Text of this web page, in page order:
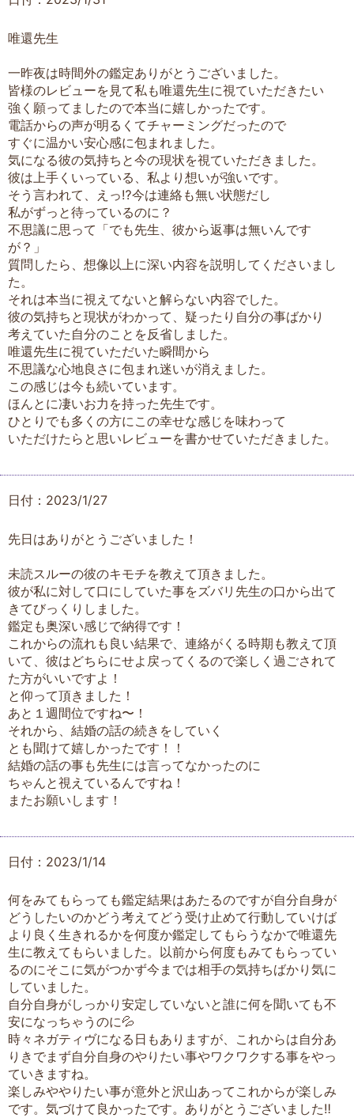
唯還先生
一昨夜は時間外の鑑定ありがとうございました。
皆様のレビューを見て私も唯還先生に視ていただきたい
強く願ってましたので本当に嬉しかったです。
電話からの声が明るくてチャーミングだったので
すぐに温かい安心感に包まれました。
気になる彼の気持ちと今の現状を視ていただきました。
彼は上手くいっている、私より想いが強いです。
そう言われて、えっ⁉︎今は連絡も無い状態だし
私がずっと待っているのに？
不思議に思って「でも先生、彼から返事は無いんです
が？」
質問したら、想像以上に深い内容を説明してくださいまし
た。
それは本当に視えてないと解らない内容でした。
彼の気持ちと現状がわかって、疑ったり自分の事ばかり
考えていた自分のことを反省しました。
唯還先生に視ていただいた瞬間から
不思議な心地良さに包まれ迷いが消えました。
この感じは今も続いています。
ほんとに凄いお力を持った先生です。
ひとりでも多くの方にこの幸せな感じを味わって
いただけたらと思いレビューを書かせていただきました。
日付：2023/1/27
先日はありがとうございました！
未読スルーの彼のキモチを教えて頂きました。
彼が私に対して口にしていた事をズバリ先生の口から出て
きてびっくりしました。
鑑定も奥深い感じで納得です！
これからの流れも良い結果で、連絡がくる時期も教えて頂
いて、彼はどちらにせよ戻ってくるので楽しく過ごされて
た方がいいですよ！
と仰って頂きました！
あと１週間位ですね〜！
それから、結婚の話の続きをしていく
とも聞けて嬉しかったです！！
結婚の話の事も先生には言ってなかったのに
ちゃんと視えているんですね！
またお願いします！
日付：2023/1/14
何をみてもらっても鑑定結果はあたるのですが自分自身が
どうしたいのかどう考えてどう受け止めて行動していけば
より良く生きれるかを何度か鑑定してもらうなかで唯還先
生に教えてもらいました。以前から何度もみてもらってい
るのにそこに気がつかず今までは相手の気持ちばかり気に
していました。
自分自身がしっかり安定していないと誰に何を聞いても不
安になっちゃうのに💦
時々ネガティヴになる日もありますが、これからは自分あ
りきでまず自分自身のやりたい事やワクワクする事をやっ
ていきますね。
楽しみややりたい事が意外と沢山あってこれからが楽しみ
です。気づけて良かったです。ありがとうございました‼︎